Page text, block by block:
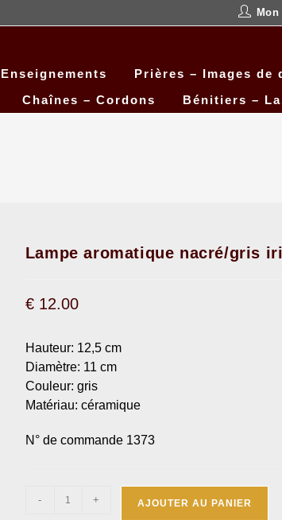
Enseignements
Prières – Images de
Chaînes – Cordons Bénitiers –
Lampe aromatique nacré/gris
€12.00
Hauteur: 12,5 cm
Diamètre: 11 cm
Couleur: gris
Matériau: céramique
N° de commande 1373
- + AJOUTER AU PANIER